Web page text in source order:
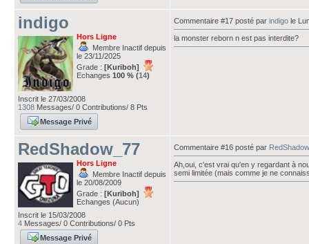
indigo
Hors Ligne
Membre Inactif depuis
le 23/11/2025
Grade : [Kuriboh]
Echanges 100 % (14)
Inscrit le 27/03/2008
1308 Messages/ 0 Contributions/ 8 Pts
Message Privé
Commentaire #17 posté par indigo le
la monster reborn n est pas interdite?
RedShadow_77
Hors Ligne
Membre Inactif depuis
le 20/08/2009
Grade : [Kuriboh]
Echanges (Aucun)
Inscrit le 15/03/2008
4 Messages/ 0 Contributions/ 0 Pts
Message Privé
Commentaire #16 posté par
Ah,oui, c'est vrai qu'en y regardant à
semi limitée (mais comme je ne